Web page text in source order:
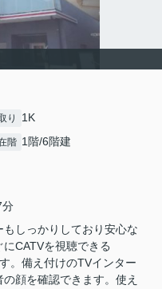
り 1K
階 1階/6階建
分
しっかりしており安心な
CATVを視聴できる
。備え付けのTVインター
顔を確認できます。使え